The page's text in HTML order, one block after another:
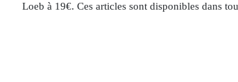
Loeb à 19€. Ces articles sont disponibles dans